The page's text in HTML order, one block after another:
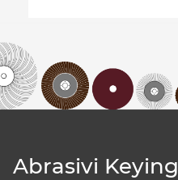
Abrasivi Keying